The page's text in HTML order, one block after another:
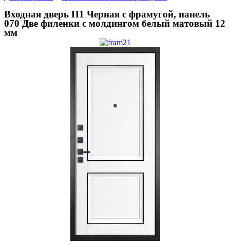
Входная дверь П1 Черная с фрамугой, панель
070 Две филенки с молдингом белый матовый 12
мм